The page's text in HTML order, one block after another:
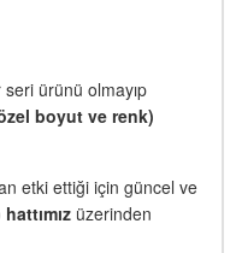
ürünü olmayıp
boyut ve renk)
etki ettiği için güncel ve
üzerinden